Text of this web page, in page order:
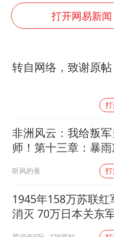
台风
我国
奋进
打开网易新
转自网络，致谢原帖
打
非洲风云：我给叛
师！第十三章：暴
听风的蚕 打
1945年158万苏联红
消灭 70万日本关东